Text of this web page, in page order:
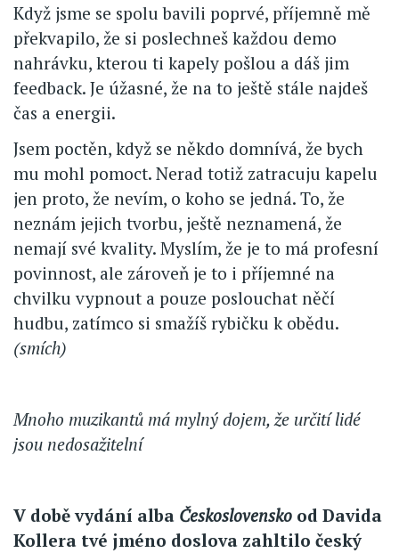
Když jsme se spolu bavili poprvé, příjemně mě
překvapilo, že si poslechneš každou demo
nahrávku, kterou ti kapely pošlou a dáš jim
feedback. Je úžasné, že na to ještě stále najdeš
čas a energii.
Jsem poctěn, když se někdo domnívá, že bych
mu mohl pomoct. Nerad totiž zatracuju kapelu
jen proto, že nevím, o koho se jedná. To, že
neznám jejich tvorbu, ještě neznamená, že
nemají své kvality. Myslím, že je to má profesní
povinnost, ale zároveň je to i příjemné na
chvilku vypnout a pouze poslouchat něčí
hudbu, zatímco si smažíš rybičku k obědu.
(smích)
Mnoho muzikantů má mylný dojem, že určití lidé
jsou nedosažitelní
V době vydání alba Československo od Davida
Kollera tvé jméno doslova zahltilo český